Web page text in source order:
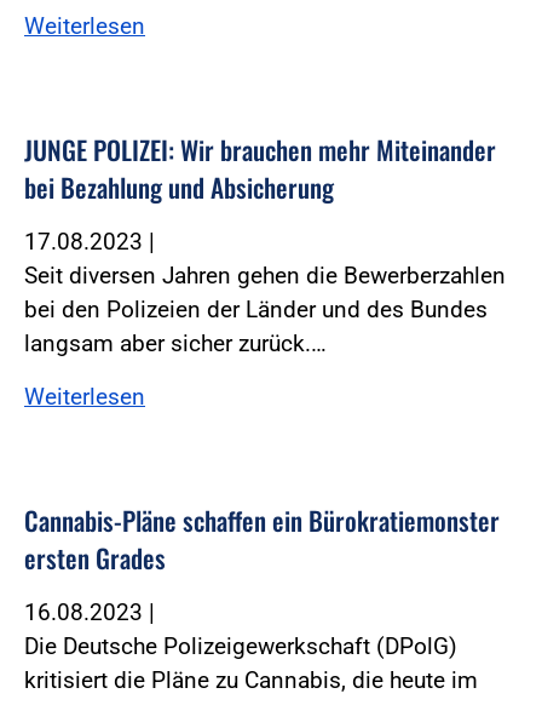
Weiterlesen
JUNGE POLIZEI: Wir brauchen mehr Miteinander
bei Bezahlung und Absicherung
17.08.2023 |
Seit diversen Jahren gehen die Bewerberzahlen
bei den Polizeien der Länder und des Bundes
langsam aber sicher zurück.…
Weiterlesen
Cannabis-Pläne schaffen ein Bürokratiemonster
ersten Grades
16.08.2023 |
Die Deutsche Polizeigewerkschaft (DPolG)
kritisiert die Pläne zu Cannabis, die heute im